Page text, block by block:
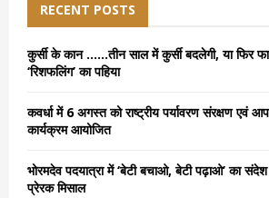
f
o
r
RECENT POSTS
कुर्सी के कान ……तीन साल में कुर्सी बदलेगी, या फिर
‘रिशफलिंग’ का पहिया
कवर्धा में 6 अगस्त को राष्ट्रीय पर्यावरण संरक्षण एवं
कार्यक्रम आयोजित
भोरमदेव पदयात्रा में ‘बेटी बचाओ, बेटी पढ़ाओ’ का
प्रेरक मिसाल